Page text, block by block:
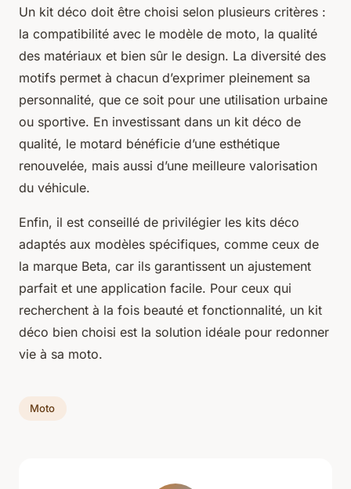
Un kit déco doit être choisi selon plusieurs critères :
la compatibilité avec le modèle de moto, la qualité
des matériaux et bien sûr le design. La diversité des
motifs permet à chacun d’exprimer pleinement sa
personnalité, que ce soit pour une utilisation urbaine
ou sportive. En investissant dans un kit déco de
qualité, le motard bénéficie d’une esthétique
renouvelée, mais aussi d’une meilleure valorisation
du véhicule.
Enfin, il est conseillé de privilégier les kits déco
adaptés aux modèles spécifiques, comme ceux de
la marque Beta, car ils garantissent un ajustement
parfait et une application facile. Pour ceux qui
recherchent à la fois beauté et fonctionnalité, un kit
déco bien choisi est la solution idéale pour redonner
vie à sa moto.
Moto